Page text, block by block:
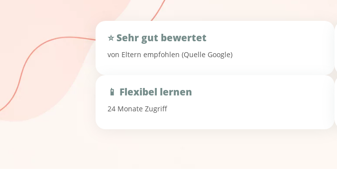
⭐ Sehr gut bewertet
von Eltern empfohlen (Quelle Google)
📱 Flexibel lernen
24 Monate Zugriff